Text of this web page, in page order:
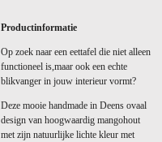
Productinformatie
Op zoek naar een eettafel die niet alleen
functioneel is,maar ook een echte
blikvanger in jouw interieur vormt?
Deze mooie handmade in Deens ovaal
design van hoogwaardig mangohout
met zijn natuurlijke lichte kleur met